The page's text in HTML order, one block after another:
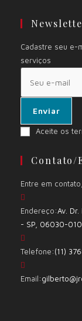
Cadastre seu e-
serviços
Enviar
Aceite os
Contato/
Entre em
Endereço:Av.
- SP, 06030-010
Telefone:(11)
Email: